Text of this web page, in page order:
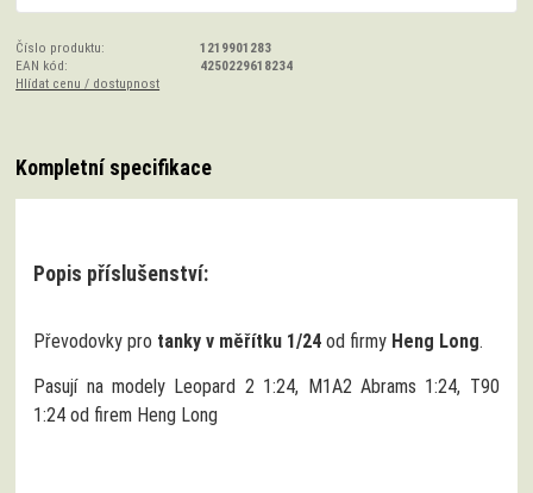
Číslo produktu:
1219901283
EAN kód:
4250229618234
Hlídat cenu / dostupnost
Kompletní specifikace
Popis příslušenství:
Převodovky pro tanky v měřítku 1/24 od firmy Heng Long.
Pasují na modely Leopard 2 1:24, M1A2 Abrams 1:24, T90
1:24 od firem Heng Long